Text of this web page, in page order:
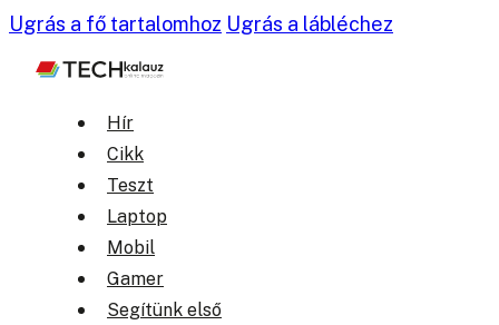
Ugrás a fő tartalomhoz Ugrás a lábléchez
Hír
Cikk
Teszt
Laptop
Mobil
Gamer
Segítünk első